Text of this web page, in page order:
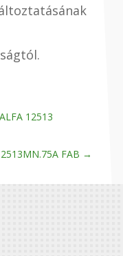
12513
FAB →